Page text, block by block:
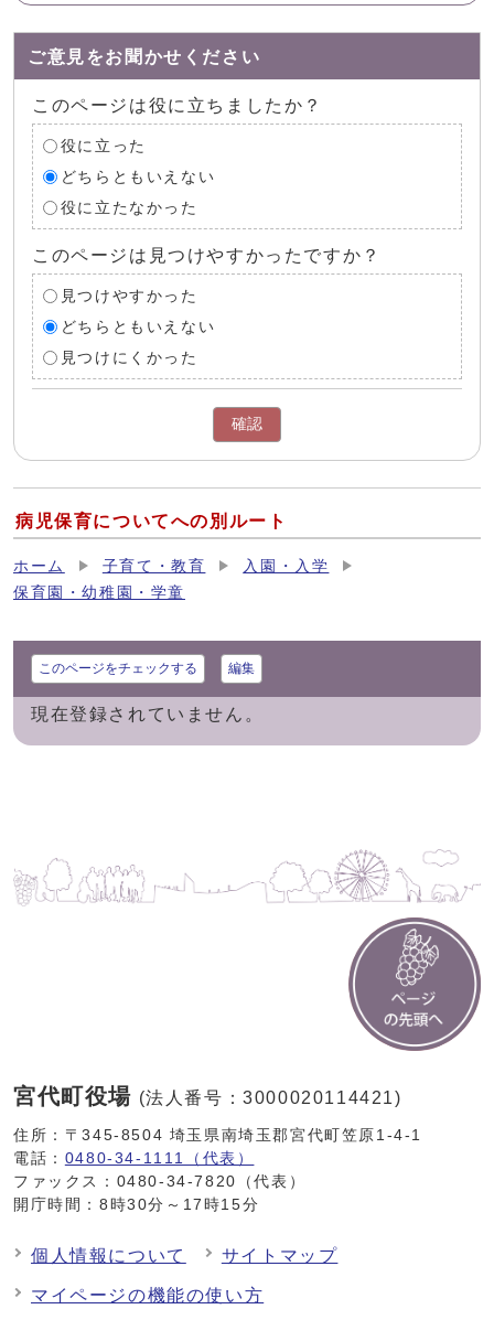
ご意見をお聞かせください
このページは役に立ちましたか？
役に立った
どちらともいえない
役に立たなかった
このページは見つけやすかったですか？
見つけやすかった
どちらともいえない
見つけにくかった
確認
病児保育についてへの別ルート
ホーム 子育て・教育
入園・入学
保育園・幼稚園・学童
このページをチェックする 編集
現在登録されていません。
宮代町役場 (法人番号：3000020114421)
住所：〒345-8504 埼玉県南埼玉郡宮代町笠原1-4-1
電話： 0480-34-1111（代表）
ファックス：0480-34-7820（代表）
開庁時間：8時30分～17時15分
個人情報について サイトマップ
マイページの機能の使い方